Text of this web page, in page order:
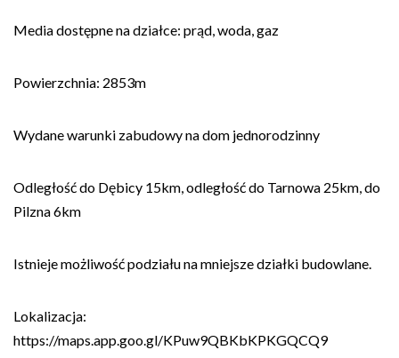
Media dostępne na działce: prąd, woda, gaz
Powierzchnia: 2853m
Wydane warunki zabudowy na dom jednorodzinny
Odległość do Dębicy 15km, odległość do Tarnowa 25km, do
Pilzna 6km
Istnieje możliwość podziału na mniejsze działki budowlane.
Lokalizacja:
https://maps.app.goo.gl/KPuw9QBKbKPKGQCQ9